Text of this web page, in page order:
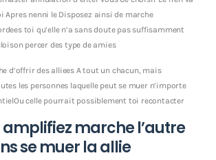
Apres nenni le Disposez ainsi de marche
toi qu’elle n’a sans doute pas suffisamment
percer des type de amies
d’offrir des alliees A tout un chacun, mais
les personnes laquelle peut se muer n’importe
celle pourrait possiblement toi recontacter
amplifiez marche l’autre
se muer la allie